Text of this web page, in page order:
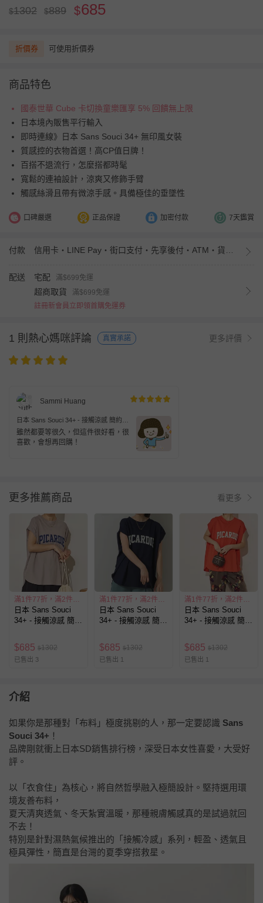
$1302 $889 $685
折價券 可使用折價券
商品特色
國泰世華 Cube 卡切換童樂匯享 5% 回饋無上限
日本境內販售平行輸入
即時連線》日本 Sans Souci 34+ 無印風女裝
質感控的衣物首選！高CP值日牌！
百搭不退流行，怎麼搭都時髦
寬鬆的連袖設計，涼爽又修飾手臂
觸感絲滑且帶有微涼手感。具備極佳的垂墜性
口碑嚴選 正品保證 加密付款 7天鑑賞
付款
配送 宅配 滿$699免運
超商取貨
滿$699免運
註冊新會員立即領首購免運券
1 則熱心媽咪評論 真實承諾 更多評價
Sammi Huang
日本 Sans Souci 34+ - 接觸涼感 簡約標
語法式袖上衣-白
雖然都要等很久，但這件很好看，很
喜歡，會想再回購！
更多推薦商品 看更多
滿1件77折，滿2件55折
日本 Sans Souci
34+ - 接觸涼感 簡約
棕
$685 $1302
已售出 3
滿1件77折，滿2件55折
日本 Sans Souci
34+ - 接觸涼感 簡約
軍藍
$685 $1302
已售出 1
滿1件77折，滿2件55折
日本 Sans Souci
34+ - 接觸涼感 簡約
$685 $1302
已售出 1
介紹
如果你是那種對「布料」極度挑剔的人，那一定要認識 Sans
Souci 34+ ！
品牌剛就衝上日本SD銷售排行榜，深受日本女性喜愛，大受好
評。
以「衣食住」為核心，將自然哲學融入極簡設計。堅持選用環
境友善布料，
夏天清爽透氣、冬天紮實溫暖，那種親膚觸感真的是試過就回
不去！
特別是針對濕熱氣候推出的「接觸冷感」系列，輕盈、透氣且
極具彈性，簡直是台灣的夏季穿搭救星。